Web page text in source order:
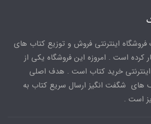
اینترنتی فروش و توزیع کتاب های
است . امروزه این فروشگاه یکی از
اینترنتی خرید کتاب است . هدف اصلی
های شگفت انگیز ارسال سریع کتاب به
است .